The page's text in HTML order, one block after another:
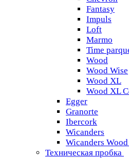
Fantasy
Impuls
Loft
Marmo
Time
Wood
Wood Wise
Wood XL
Wood XL
Egger
Granorte
Ibercork
Wicanders
Wicanders
Техническая пробка